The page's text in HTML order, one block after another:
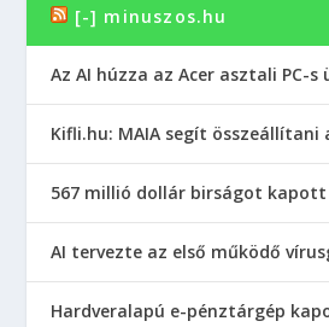
[-] minuszos.hu
Az AI húzza az Acer asztali PC-
Kifli.hu: MAIA segít
567 millió dollár birságot
AI tervezte az első működő
Hardveralapú e-pénztárgép